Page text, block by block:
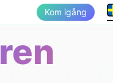
Kom igång